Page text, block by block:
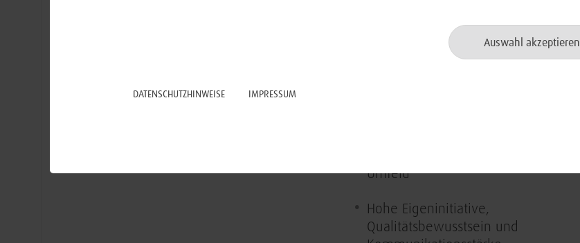
Auswahl akzeptieren
DATENSCHUTZHINWEISE IMPRESSUM
Ausgeprägte analytische
Fähigkeiten, strategisches und
Umfeld
Hohe Eigeninitiative,
Qualitätsbewusstsein und